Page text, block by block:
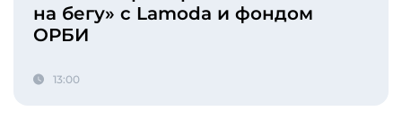
на бегу» с Lamoda и фондом
ОРБИ
13:00